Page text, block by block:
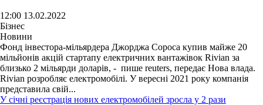
12:00 13.02.2022
Бізнес
Новини
Фонд інвестора-мільярдера Джорджа Сороса купив майже 20
мільйонів акцій стартапу електричних вантажівок Rivian за
близько 2 мільярди доларів, - пише reuters, передає Нова влада.
Rivian розробляє електромобілі. У вересні 2021 року компанія
представила свій...
У січні реєстрація нових електромобілей зросла у 2 рази